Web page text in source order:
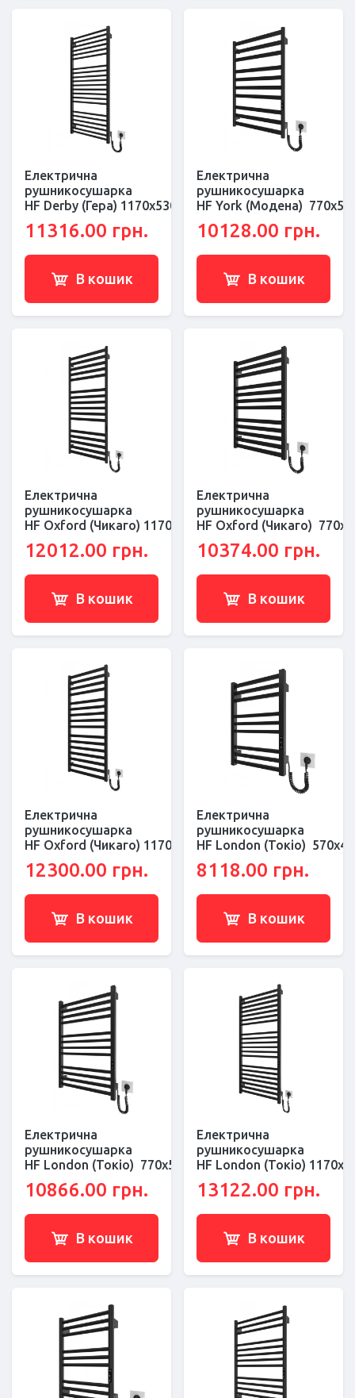
Електрична
рушникосушарка
HF Derby (Гера) 1170х530 чорний мат
11316.00 грн.
В кошик
Електрична
рушникосушарка
HF York (Модена)
10128.00 грн.
В кошик
Електрична
рушникосушарка
HF Oxford (Чикаго) 1170х530 чорний мат
12012.00 грн.
В кошик
Електрична
рушникосушарка
HF Oxford (Чикаго)
10374.00 грн.
В кошик
Електрична
рушникосушарка
HF Oxford (Чикаго) 1170х530 чорний мат
12300.00 грн.
В кошик
Електрична
рушникосушарка
HF London (Токіо)
8118.00 грн.
В кошик
Електрична
рушникосушарка
HF London (Токіо) 770х530 чорний мат
10866.00 грн.
В кошик
Електрична
рушникосушарка
HF London (Токіо)
13122.00 грн.
В кошик